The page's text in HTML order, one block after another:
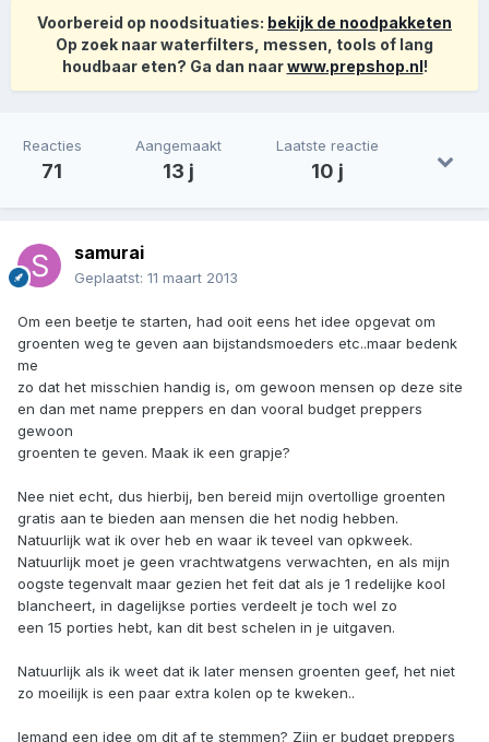
Voorbereid op noodsituaties: bekijk de noodpakketen
Op zoek naar waterfilters, messen, tools of lang
houdbaar eten? Ga dan naarwww.prepshop.nl!
Reacties
71
Aangemaakt
13 j
Laatste reactie
10 j
samurai
Geplaatst: 11 maart 2013
Om een beetje te starten, had ooit eens het idee opgevat om
groenten weg te geven aan bijstandsmoeders etc..maar bedenk
me
zo dat het misschien handig is, om gewoon mensen op deze site
en dan met name preppers en dan vooral budget preppers
gewoon
groenten te geven. Maak ik een grapje?
Nee niet echt, dus hierbij, ben bereid mijn overtollige groenten
gratis aan te bieden aan mensen die het nodig hebben.
Natuurlijk wat ik over heb en waar ik teveel van opkweek.
Natuurlijk moet je geen vrachtwatgens verwachten, en als mijn
oogste tegenvalt maar gezien het feit dat als je 1 redelijke kool
blancheert, in dagelijkse porties verdeelt je toch wel zo
een 15 porties hebt, kan dit best schelen in je uitgaven.
Natuurlijk als ik weet dat ik later mensen groenten geef, het niet
zo moeilijk is een paar extra kolen op te kweken..
Iemand een idee om dit af te stemmen? Zijn er budget preppers